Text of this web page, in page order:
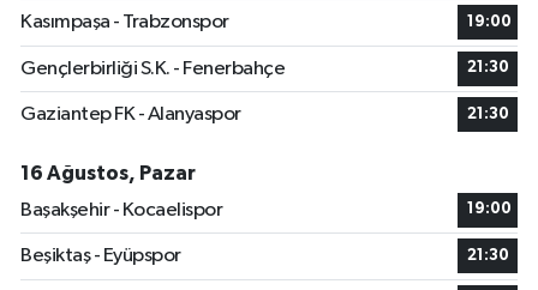
Kasımpaşa - Trabzonspor 19:00
Gençlerbirliği S.K. - Fenerbahçe 21:30
Gaziantep FK - Alanyaspor 21:30
16 Ağustos, Pazar
Başakşehir - Kocaelispor
19:00
Beşiktaş - Eyüpspor 21:30